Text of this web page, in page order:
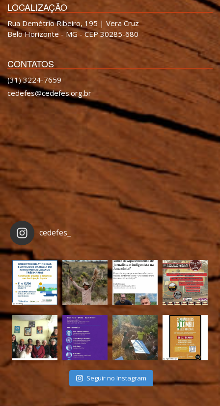
LOCALIZAÇÃO
Rua Demétrio Ribeiro, 195 | Vera Cruz
Belo Horizonte - MG - CEP 30285-680
CONTATOS
(31) 3224-7659
cedefes@cedefes.org.br
cedefes_
Seguir no Instagram